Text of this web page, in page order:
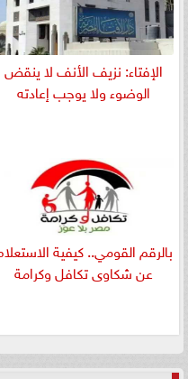
الإفتاء: نزيف الأنف لا ينقض
الوضوء ولا يوجب إعادته
بالرقم القومي.. كيفية
عن شكاوى تكافل وكرامة